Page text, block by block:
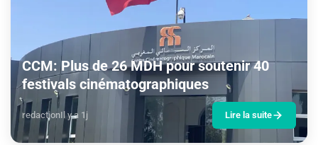
CCM: Plus de 26 MDH pour soutenir 40
festivals cinématographiques
redactionIl y a 1j Lire la suite